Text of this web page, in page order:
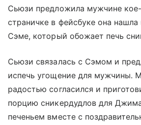
Сьюзи предложила мужчине
страничке в фейсбуке она
Сэме, который обожает печь
Сьюзи связалась с Сэмом и
испечь угощение для мужчины.
радостью согласился и
порцию сникердудлов для
печеньем вместе с